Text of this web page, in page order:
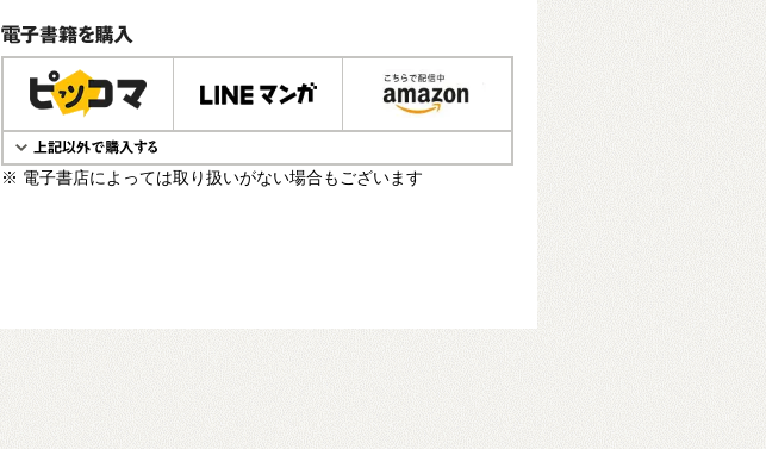
電子書籍で購入
※ 電子書店によっては取り扱いがない場合もございます